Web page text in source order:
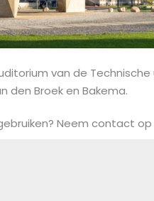
van de
den Broek en Bakema.
Neem contact